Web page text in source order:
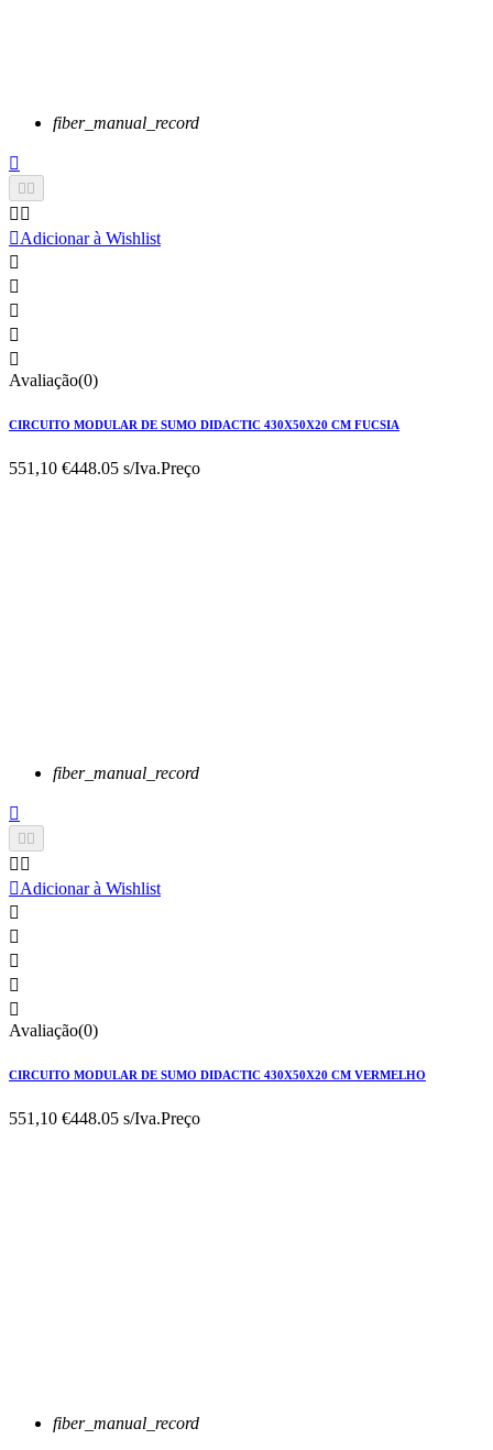
fiber_manual_record

 
 
Adicionar à Wishlist





Avaliação(0)
CIRCUITO MODULAR DE SUMO DIDACTIC 430X50X20 CM FUCSIA
551,10 €448.05 s/Iva.Preço
fiber_manual_record

 
 
Adicionar à Wishlist





Avaliação(0)
CIRCUITO MODULAR DE SUMO DIDACTIC 430X50X20 CM VERMELHO
551,10 €448.05 s/Iva.Preço
fiber_manual_record